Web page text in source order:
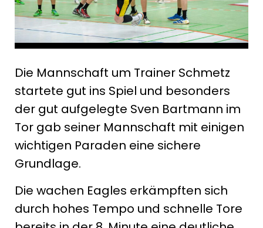
Die Mannschaft um Trainer Schmetz
startete gut ins Spiel und besonders
der gut aufgelegte Sven Bartmann im
Tor gab seiner Mannschaft mit einigen
wichtigen Paraden eine sichere
Grundlage.
Die wachen Eagles erkämpften sich
durch hohes Tempo und schnelle Tore